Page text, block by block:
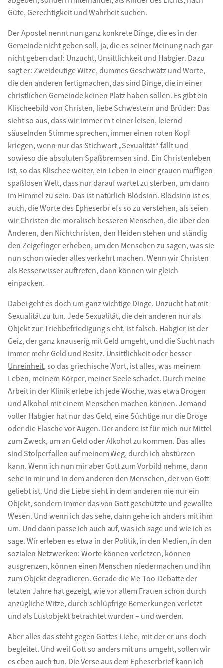
Güte, Gerechtigkeit und Wahrheit suchen.
Der Apostel nennt nun ganz konkrete Dinge, die es in der
Gemeinde nicht geben soll, ja, die es seiner Meinung nach gar
nicht geben darf: Unzucht, Unsittlichkeit und Habgier. Dazu
sagt er: Zweideutige Witze, dummes Geschwätz und Worte,
die den anderen fertigmachen, das sind Dinge, die in einer
christlichen Gemeinde keinen Platz haben sollen. Es gibt ein
Klischeebild von Christen, liebe Schwestern und Brüder: Das
sieht so aus, dass wir immer mit einer leisen, leiernd-
säuselnden Stimme sprechen, immer einen roten Kopf
kriegen, wenn nur das Stichwort „Sexualität“ fällt und
sowieso die absoluten Spaßbremsen sind. Ein Christenleben
ist, so das Klischee weiter, ein Leben in einer grauen muffigen
spaßlosen Welt, dass nur darauf wartet zu sterben, um dann
im Himmel zu sein. Das ist natürlich Blödsinn. Blödsinn ist es
auch, die Worte des Epheserbriefs so zu verstehen, als seien
wir Christen die moralisch besseren Menschen, die über den
Anderen, den Nichtchristen, den Heiden stehen und ständig
den Zeigefinger erheben, um den Menschen zu sagen, was sie
nun schon wieder alles verkehrt machen. Wenn wir Christen
als Besserwisser auftreten, dann können wir gleich
einpacken.
Dabei geht es doch um ganz wichtige Dinge. Unzuchthat mit
Sexualität zu tun. Jede Sexualität, die den anderen nur als
Objekt zur Triebbefriedigung sieht, ist falsch. Habgierist der
Geiz, der ganz knauserig mit Geld umgeht, und die Sucht nach
immer mehr Geld und Besitz. Unsittlichkeitoder besser
Unreinheit, so das griechische Wort, ist alles, was meinem
Leben, meinem Körper, meiner Seele schadet. Durch meine
Arbeit in der Klinik erlebe ich jede Woche, was etwa Drogen
und Alkohol mit einem Menschen machen können. Jemand
voller Habgier hat nur das Geld, eine Süchtige nur die Droge
oder die Flasche vor Augen. Der andere ist für mich nur Mittel
zum Zweck, um an Geld oder Alkohol zu kommen. Das alles
sind Stolperfallen auf meinem Weg, durch ich abstürzen
kann. Wenn ich nun mir aber Gott zum Vorbild nehme, dann
sehe in mir und in dem anderen den Menschen, der von Gott
geliebt ist. Und die Liebe sieht in dem anderen nie nur ein
Objekt, sondern immer das von Gott geschützte und gewollte
Wesen. Und wenn ich das sehe, dann gehe ich anders mit ihm
um. Und dann passe ich auch auf, was ich sage und wie ich es
sage. Wir erleben es etwa in der Politik, in den Medien, in den
sozialen Netzwerken: Worte können verletzen, können
ausgrenzen, können einen Menschen niedermachen und ihn
zum Objekt degradieren. Gerade die Me-Too-Debatte der
letzten Jahre hat gezeigt, wie vor allem Frauen schon durch
anzügliche Witze, durch schlüpfrige Bemerkungen verletzt
und als Lustobjekt betrachtet wurden – und werden.
Aber alles das steht gegen Gottes Liebe, mit der er uns doch
begleitet. Und weil Gott so anders mit uns umgeht, sollen wir
es eben auch tun. Die Verse aus dem Epheserbrief kann ich